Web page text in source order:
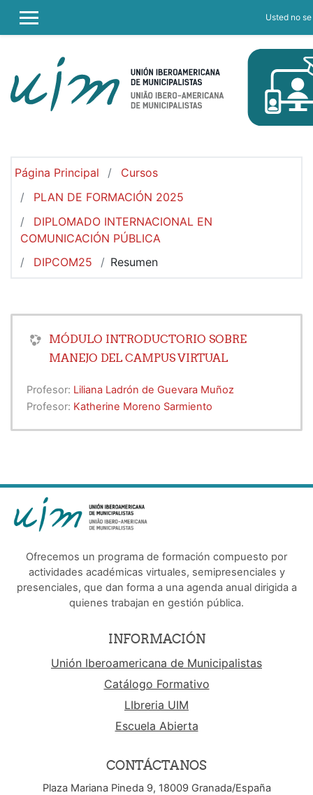
PANEL LATERAL
Usted no
Página Principal
Cursos
PLAN DE FORMACIÓN 2025
DIPLOMADO INTERNACIONAL EN
COMUNICACIÓN PÚBLICA
DIPCOM25
Resumen
MÓDULO INTRODUCTORIO SOBRE
MANEJO DEL CAMPUS VIRTUAL
Profesor: Liliana Ladrón de Guevara Muñoz
Profesor: Katherine Moreno Sarmiento
Ofrecemos un programa de formación compuesto por
actividades académicas virtuales, semipresenciales y
presenciales, que dan forma a una agenda anual dirigida a
quienes trabajan en gestión pública.
INFORMACIÓN
Unión Iberoamericana de Municipalistas
Catálogo Formativo
LIbreria UIM
Escuela Abierta
CONTÁCTANOS
Plaza Mariana Pineda 9, 18009 Granada/España